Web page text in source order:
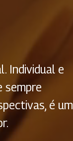
Individual e
sempre
é um